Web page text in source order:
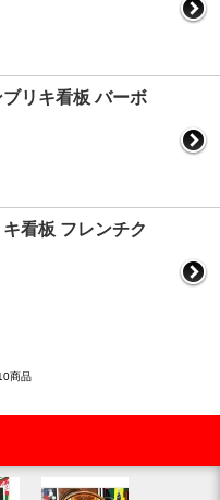
リキ看板 バーボ
看板 フレンチク
商品